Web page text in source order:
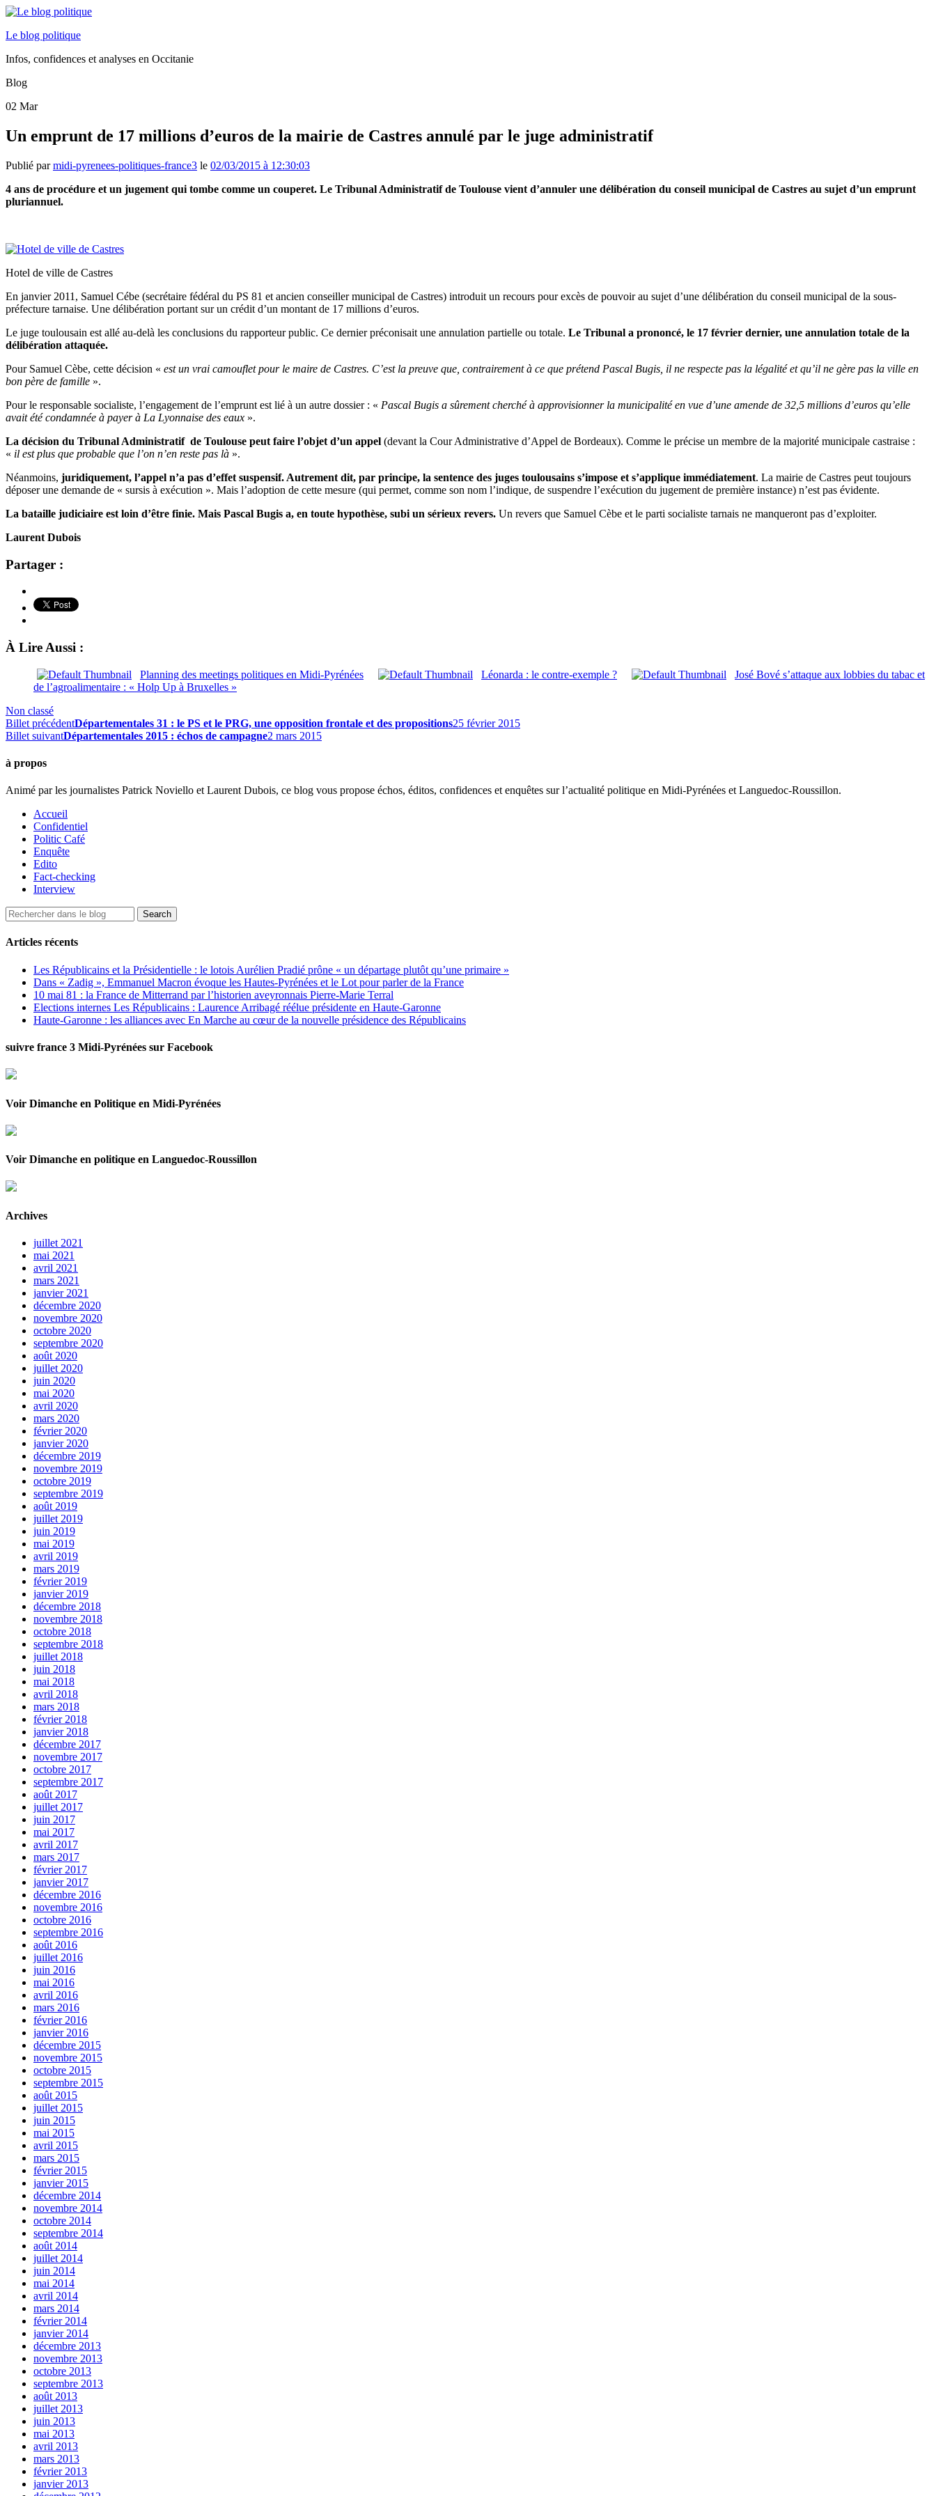
Le blog politique
Infos, confidences et analyses en Occitanie
Blog
02 Mar
Un emprunt de 17 millions d’euros de la mairie de Castres annulé par le juge administratif
Publié parmidi-pyrenees-politiques-france3 le 02/03/2015 à 12:30:03
4 ans de procédure et un jugement qui tombe comme un couperet. Le Tribunal Administratif de Toulouse vient d’annuler une délibération du conseil municipal de Castres au sujet d’un emprunt
pluriannuel.
Hotel de ville de Castres
En janvier 2011, Samuel Cébe (secrétaire fédéral du PS 81 et ancien conseiller municipal de Castres) introduit un recours pour excès de pouvoir au sujet d’une délibération du conseil municipal de la sous-
préfecture tarnaise. Une délibération portant sur un crédit d’un montant de 17 millions d’euros.
Le juge toulousain est allé au-delà les conclusions du rapporteur public. Ce dernier préconisait une annulation partielle ou totale. Le Tribunal a prononcé, le 17 février dernier, une annulation totale de la
délibération attaquée.
Pour Samuel Cèbe, cette décision « est un vrai camouflet pour le maire de Castres. C’est la preuve que, contrairement à ce que prétend Pascal Bugis, il ne respecte pas la légalité et qu’il ne gère pas la ville en
bon père de famille ».
Pour le responsable socialiste, l’engagement de l’emprunt est lié à un autre dossier : « Pascal Bugis a sûrement cherché à approvisionner la municipalité en vue d’une amende de 32,5 millions d’euros qu’elle
avait été condamnée à payer à La Lyonnaise des eaux ».
La décision du Tribunal Administratif de Toulouse peut faire l’objet d’un appel (devant la Cour Administrative d’Appel de Bordeaux). Comme le précise un membre de la majorité municipale castraise :
« il est plus que probable que l’on n’en reste pas là ».
Néanmoins, juridiquement, l’appel n’a pas d’effet suspensif. Autrement dit, par principe, la sentence des juges toulousains s’impose et s’applique immédiatement. La mairie de Castres peut toujours
déposer une demande de « sursis à exécution ». Mais l’adoption de cette mesure (qui permet, comme son nom l’indique, de suspendre l’exécution du jugement de première instance) n’est pas évidente.
La bataille judiciaire est loin d’être finie. Mais Pascal Bugis a, en toute hypothèse, subi un sérieux revers. Un revers que Samuel Cèbe et le parti socialiste tarnais ne manqueront pas d’exploiter.
Laurent Dubois
Partager :
À Lire Aussi :
Planning des meetings politiques en Midi-Pyrénées Léonarda : le contre-exemple ?
José Bové s’attaque aux lobbies du tabac et
de l’agroalimentaire : « Holp Up à Bruxelles »
Non classé
Billet précédentDépartementales 31 : le PS et le PRG, une opposition frontale et des propositions25 février 2015
Billet suivantDépartementales 2015 : échos de campagne2 mars 2015
à propos
Animé par les journalistes Patrick Noviello et Laurent Dubois, ce blog vous propose échos, éditos, confidences et enquêtes sur l’actualité politique en Midi-Pyrénées et Languedoc-Roussillon.
Accueil
Confidentiel
Politic Café
Enquête
Edito
Fact-checking
Interview
Articles récents
Les Républicains et la Présidentielle : le lotois Aurélien Pradié prône « un départage plutôt qu’une primaire »
Dans « Zadig », Emmanuel Macron évoque les Hautes-Pyrénées et le Lot pour parler de la France
10 mai 81 : la France de Mitterrand par l’historien aveyronnais Pierre-Marie Terral
Elections internes Les Républicains : Laurence Arribagé réélue présidente en Haute-Garonne
Haute-Garonne : les alliances avec En Marche au cœur de la nouvelle présidence des Républicains
suivre france 3 Midi-Pyrénées sur Facebook
Voir Dimanche en Politique en Midi-Pyrénées
Voir Dimanche en politique en Languedoc-Roussillon
Archives
juillet 2021
mai 2021
avril 2021
mars 2021
janvier 2021
décembre 2020
novembre 2020
octobre 2020
septembre 2020
août 2020
juillet 2020
juin 2020
mai 2020
avril 2020
mars 2020
février 2020
janvier 2020
décembre 2019
novembre 2019
octobre 2019
septembre 2019
août 2019
juillet 2019
juin 2019
mai 2019
avril 2019
mars 2019
février 2019
janvier 2019
décembre 2018
novembre 2018
octobre 2018
septembre 2018
juillet 2018
juin 2018
mai 2018
avril 2018
mars 2018
février 2018
janvier 2018
décembre 2017
novembre 2017
octobre 2017
septembre 2017
août 2017
juillet 2017
juin 2017
mai 2017
avril 2017
mars 2017
février 2017
janvier 2017
décembre 2016
novembre 2016
octobre 2016
septembre 2016
août 2016
juillet 2016
juin 2016
mai 2016
avril 2016
mars 2016
février 2016
janvier 2016
décembre 2015
novembre 2015
octobre 2015
septembre 2015
août 2015
juillet 2015
juin 2015
mai 2015
avril 2015
mars 2015
février 2015
janvier 2015
décembre 2014
novembre 2014
octobre 2014
septembre 2014
août 2014
juillet 2014
juin 2014
mai 2014
avril 2014
mars 2014
février 2014
janvier 2014
décembre 2013
novembre 2013
octobre 2013
septembre 2013
août 2013
juillet 2013
juin 2013
mai 2013
avril 2013
mars 2013
février 2013
janvier 2013